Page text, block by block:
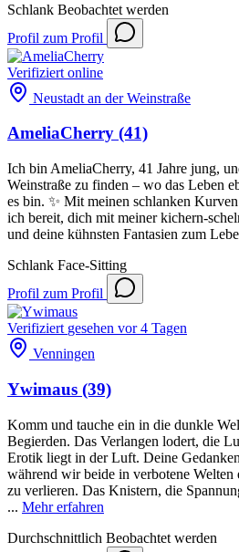
Schlank Beobachtet werden
Profil zum Profil
Verifiziert online
Neustadt an der Weinstraße
AmeliaCherry (41)
Ich bin AmeliaCherry, 41 Jahre jung,
Weinstraße zu finden – wo das Leben
es bin. ✨ Mit meinen schlanken
ich bereit, dich mit meiner kichern-
und deine kühnsten Fantasien zum
Schlank Face-Sitting
Profil zum Profil
Verifiziert gesehen vor 4 Tagen
Venningen
Ywimaus (39)
Komm und tauche ein in die dunkle
Begierden. Das Verlangen lodert, die
Erotik liegt in der Luft. Deine
während wir beide in verbotene Welten
zu verlieren. Das Knistern, die
... Mehr erfahren
Durchschnittlich Beobachtet werden